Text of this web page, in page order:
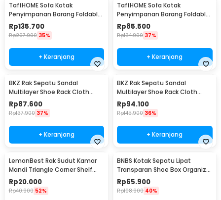
TaffHOME Sofa Kotak
Penyimpanan Barang Foldable
Storage Box 76x38x36.5cm -
L1705
Rp135.700
Rp207.900 35%
+ Keranjang
TaffHOME Sofa Kotak
Penyimpanan Barang Foldable
Storage Box 38x38x36.5cm -
L1705
Rp85.500
Rp134.900 37%
+ Keranjang
BKZ Rak Sepatu Sandal
Multilayer Shoe Rack Cloth
Storage 7 Layer - F10
Rp87.600
Rp137.900 37%
+ Keranjang
BKZ Rak Sepatu Sandal
Multilayer Shoe Rack Cloth
Storage 9 Layer - F10
Rp94.100
Rp145.900 36%
+ Keranjang
LemonBest Rak Sudut Kamar
Mandi Triangle Corner Shelf
Stainless Steel - G49
Rp20.000
Rp40.900 52%
BNBS Kotak Sepatu Lipat
Transparan Shoe Box Organizer
6 PCS Size L - LF010
Rp65.900
Rp108.900 40%